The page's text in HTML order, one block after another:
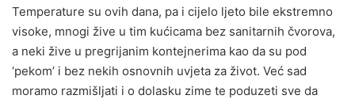
Temperature su ovih dana, pa i cijelo ljeto bile ekstremno
visoke, mnogi žive u tim kućicama bez sanitarnih čvorova,
a neki žive u pregrijanim kontejnerima kao da su pod
‘pekom’ i bez nekih osnovnih uvjeta za život. Već sad
moramo razmišljati i o dolasku zime te poduzeti sve da